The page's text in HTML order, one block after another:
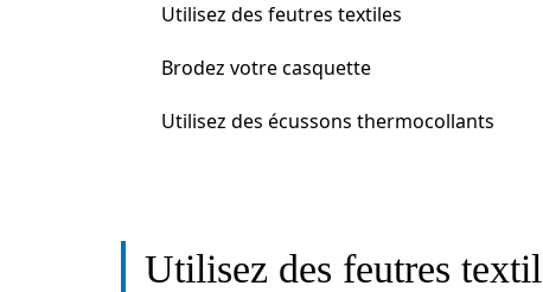
Utilisez des feutres textiles
Brodez votre casquette
Utilisez des écussons thermocollants
Utilisez des feutres